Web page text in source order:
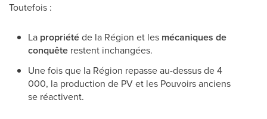
Toutefois :
La propriétéde la Région et les mécaniques de
conquête restent inchangées.
Une fois que la Région repasse au-dessus de 4
000, la production de PV et les Pouvoirs anciens
se réactivent.